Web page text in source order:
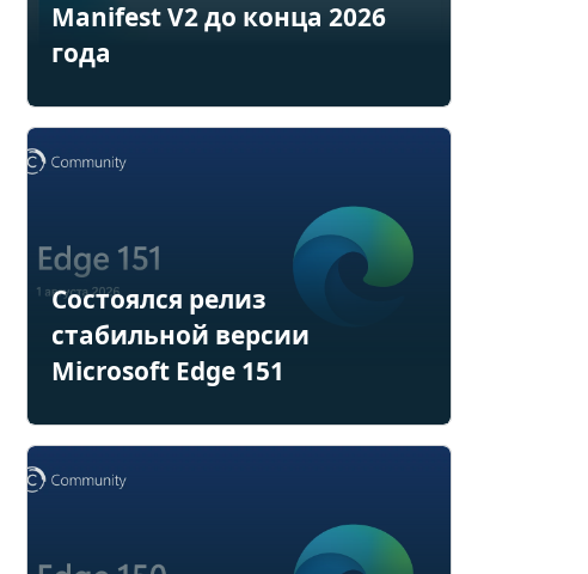
Manifest V2 до конца 2026
года
Состоялся релиз
стабильной версии
Microsoft Edge 151